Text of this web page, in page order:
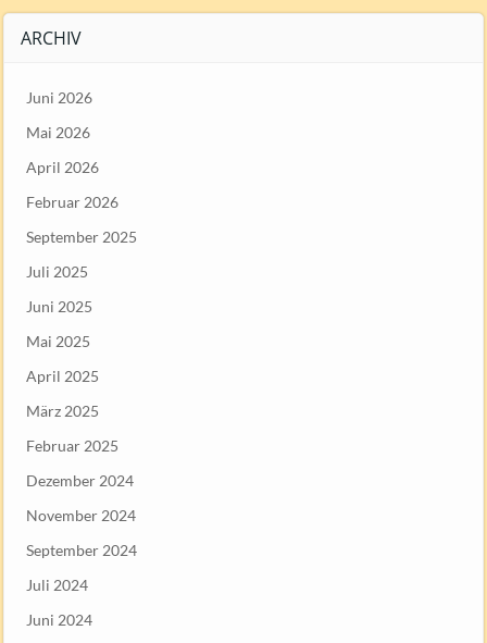
ARCHIV
Juni 2026
Mai 2026
April 2026
Februar 2026
September 2025
Juli 2025
Juni 2025
Mai 2025
April 2025
März 2025
Februar 2025
Dezember 2024
November 2024
September 2024
Juli 2024
Juni 2024